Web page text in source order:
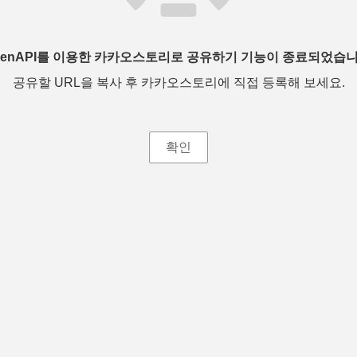
를 이용한 카카오스토리로 공유하기 기능이 종료되었습
공유할 URL을 복사 후 카카오스토리에 직접 등록해 보세요.
확인